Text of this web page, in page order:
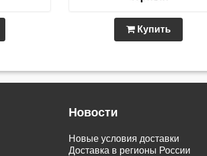
Купить
Новости
Новые условия доставки
Доставка в регионы России